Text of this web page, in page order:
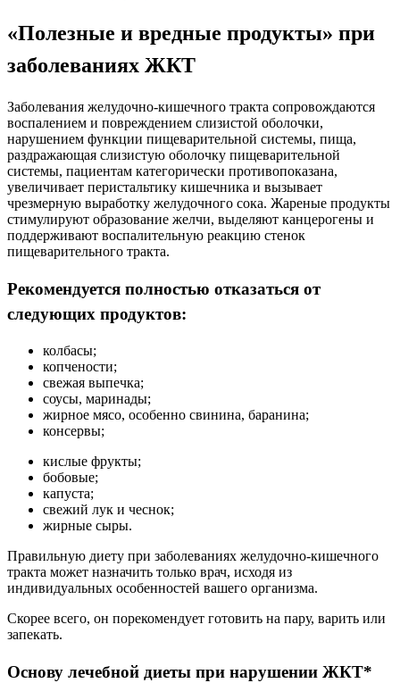
«Полезные и вредные продукты» при
заболеваниях ЖКТ
Заболевания желудочно-кишечного тракта сопровождаются
воспалением и повреждением слизистой оболочки,
нарушением функции пищеварительной системы, пища,
раздражающая слизистую оболочку пищеварительной
системы, пациентам категорически противопоказана,
увеличивает перистальтику кишечника и вызывает
чрезмерную выработку желудочного сока. Жареные продукты
стимулируют образование желчи, выделяют канцерогены и
поддерживают воспалительную реакцию стенок
пищеварительного тракта.
Рекомендуется полностью отказаться от
следующих продуктов:
колбасы;
копчености;
свежая выпечка;
соусы, маринады;
жирное мясо, особенно свинина, баранина;
консервы;
кислые фрукты;
бобовые;
капуста;
свежий лук и чеснок;
жирные сыры.
Правильную диету при заболеваниях желудочно-кишечного
тракта может назначить только врач, исходя из
индивидуальных особенностей вашего организма.
Скорее всего, он порекомендует готовить на пару, варить или
запекать.
Основу лечебной диеты при нарушении ЖКТ*